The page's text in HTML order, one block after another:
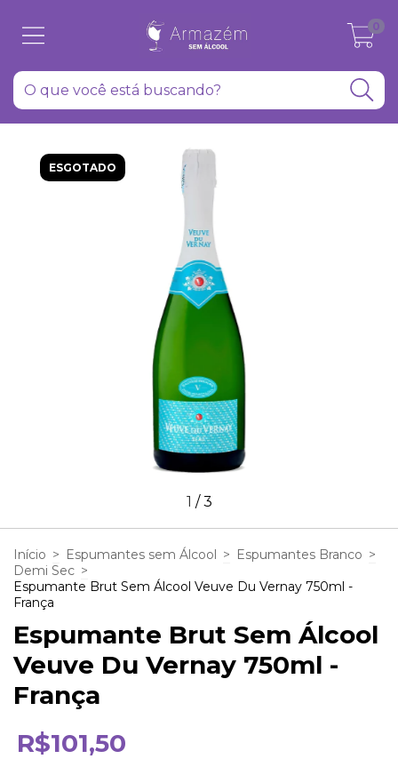
0
ESGOTADO
1 /3
Início > Espumantes sem Álcool > Espumantes Branco >
Demi Sec >
Espumante Brut Sem Álcool Veuve Du Vernay 750ml -
França
Espumante Brut Sem Álcool
Veuve Du Vernay 750ml -
França
R$101,50